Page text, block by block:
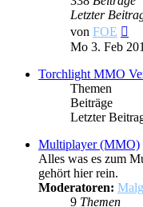
Letzter
von FOE
Mo 3. Feb
Torchlight MMO
Themen
Beiträge
Letzter
Multiplayer (MMO)
Alles was es zum
gehört hier rein.
Moderatoren:
9 Themen